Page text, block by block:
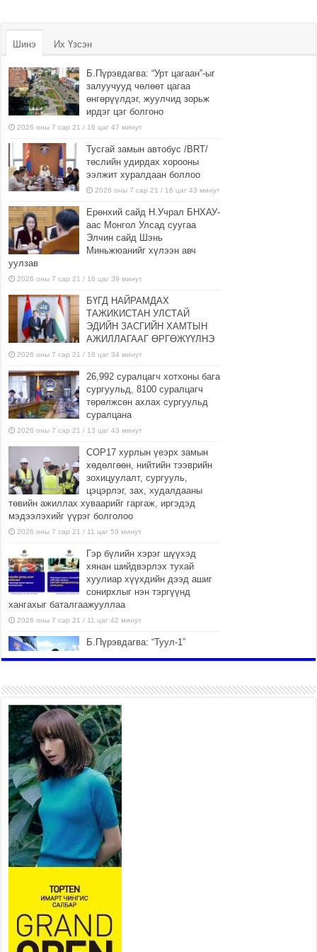
Шинэ Их Үзсэн
Б.Пүрэвдагва: “Урт цагаан”-ыг
залуучууд чөлөөт цагаа
өнгөрүүлдэг, жуулчид зорьж
ирдэг цэг болгоно
2026 оны 7 сар 21 / 16 цаг 47 минут
Тусгай замын автобус /BRT/
төслийн удирдах хорооны
ээлжит хуралдаан боллоо
2026 оны 7 сар 21 / 16 цаг 43 минут
Ерөнхий сайд Н.Учрал БНХАУ-
аас Монгол Улсад суугаа
Элчин сайд Шэнь
Миньжюанийг хүлээн авч
уулзав
2026 оны 7 сар 21 / 16 цаг 39 минут
БҮГД НАЙРАМДАХ
ТАЖИКИСТАН УЛСТАЙ
ЭДИЙН ЗАСГИЙН ХАМТЫН
АЖИЛЛАГААГ ӨРГӨЖҮҮЛНЭ
2026 оны 7 сар 21 / 16 цаг 34 минут
26,992 суралцагч хотхоны бага
сургуульд, 8100 суралцагч
төрөлжсөн ахлах сургуульд
суралцана
2026 оны 7 сар 21 / 13 цаг 43 минут
COP17 хурлын үеэрх замын
хөдөлгөөн, нийтийн тээврийн
зохицуулалт, сургууль,
цэцэрлэг, зах, худалдааны
төвийн ажиллах хуваарийг гаргаж, иргэдэд
мэдээлэхийг үүрэг болголоо
2026 оны 7 сар 21 / 11 цаг 59 минут
Гэр бүлийн хэрэг шүүхэд
хянан шийдвэрлэх тухай
хуулиар хүүхдийн дээд ашиг
сонирхлыг нэн тэргүүнд
хангахыг баталгаажууллаа
2026 оны 7 сар 21 / 11 цаг 42 минут
Б.Пүрэвдагва: “Туул-1”
2026 оны 7 сар 21 / 10 цаг 15 минут
НИЙСЛЭЛ, АЙМГИЙН
УДИРДЛАГУУДЫН АЖЛЫГ
ХҮНД СУРТЛЫГ БУУРУУЛЖ,
ИРГЭД, АЖ АХУЙН НЭГЖИЙН
АЧААГ ХЭРХЭН ХӨНГӨЛСНӨӨР ДҮГНЭНЭ
2026 оны 7 сар 21 / 10 цаг 09 минут
Байнгын хорооны дарга
М.Мандхай Цөлжилттэй
тэмцэх тухай НҮБ-ын
конвенцын талуудын 17 дугаар
бага хурал (СОР17)-ын бэлтгэл ажлын явцтай
танилцлаа
2026 оны 7 сар 21 / 10 цаг 03 минут
Б.Пүрэвдагва: Бүтээн байгуулалтын аливаа
ажил инженерийн хангамжийн байгууллагуудын
уялдаа холбоогүйгээс саатах ёсгүй
2026 оны 7 сар 20 / 17 цаг 21 минут